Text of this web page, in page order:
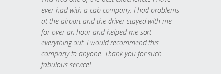
ever had with a cab company. I had problems
at the airport and the driver stayed with me
for over an hour and helped me sort
everything out. I would recommend this
company to anyone. Thank you for such
fabulous service!